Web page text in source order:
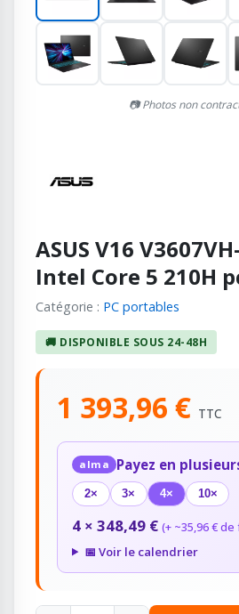
📷 Photos non
ASUS V16
Intel Core 5 210H
Catégorie : PC portables
🚚 DISPONIBLE SOUS 24-48H
1 393,96 € TTC
alma Payez en
2× 3× 4× 10×
4 × 348,49 € (+ ~35,96 € de
📅 Voir le calendrier